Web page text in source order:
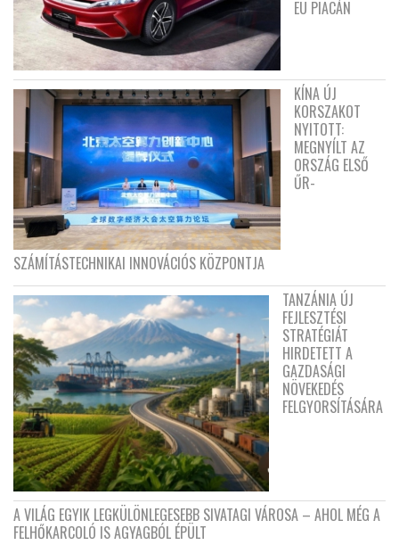
EU PIACÁN
KÍNA ÚJ
KORSZAKOT
NYITOTT:
MEGNYÍLT AZ
ORSZÁG ELSŐ
ŰR-
SZÁMÍTÁSTECHNIKAI INNOVÁCIÓS KÖZPONTJA
TANZÁNIA ÚJ
FEJLESZTÉSI
STRATÉGIÁT
HIRDETETT A
GAZDASÁGI
NÖVEKEDÉS
FELGYORSÍTÁSÁRA
A VILÁG EGYIK LEGKÜLÖNLEGESEBB SIVATAGI VÁROSA – AHOL MÉG A
FELHŐKARCOLÓ IS AGYAGBÓL ÉPÜLT